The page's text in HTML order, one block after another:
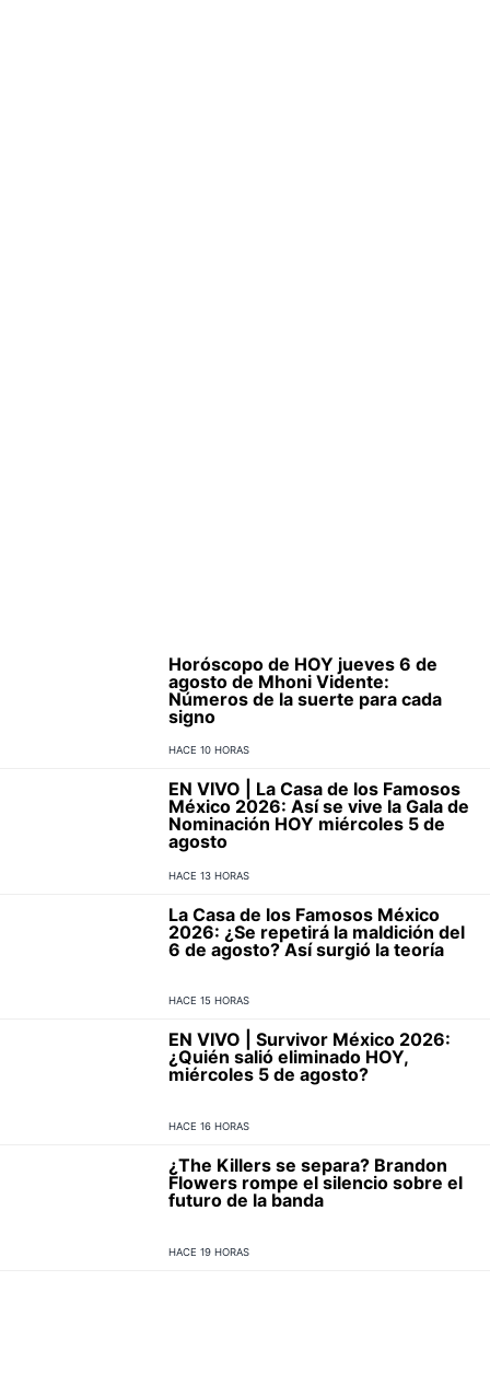
Horóscopo de HOY jueves 6 de
agosto de Mhoni Vidente:
Números de la suerte para cada
signo
HACE 10 HORAS
EN VIVO | La Casa de los Famosos
México 2026: Así se vive la Gala de
Nominación HOY miércoles 5 de
agosto
HACE 13 HORAS
La Casa de los Famosos México
2026: ¿Se repetirá la maldición del
6 de agosto? Así surgió la teoría
HACE 15 HORAS
EN VIVO | Survivor México 2026:
¿Quién salió eliminado HOY,
miércoles 5 de agosto?
HACE 16 HORAS
¿The Killers se separa? Brandon
Flowers rompe el silencio sobre el
futuro de la banda
HACE 19 HORAS